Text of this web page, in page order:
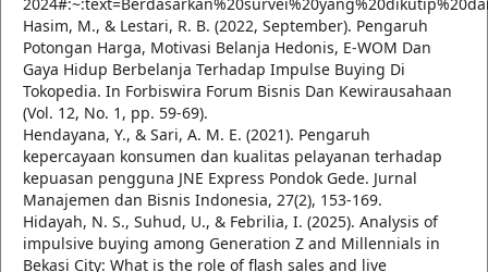
Hasim, M., & Lestari, R. B. (2022, September). Pengaruh
Potongan Harga, Motivasi Belanja Hedonis, E-WOM Dan
Gaya Hidup Berbelanja Terhadap Impulse Buying Di
Tokopedia. In Forbiswira Forum Bisnis Dan Kewirausahaan
(Vol. 12, No. 1, pp. 59-69).
Hendayana, Y., & Sari, A. M. E. (2021). Pengaruh
kepercayaan konsumen dan kualitas pelayanan terhadap
kepuasan pengguna JNE Express Pondok Gede. Jurnal
Manajemen dan Bisnis Indonesia, 27(2), 153-169.
Hidayah, N. S., Suhud, U., & Febrilia, I. (2025). Analysis of
impulsive buying among Generation Z and Millennials in
Bekasi City: What is the role of flash sales and live